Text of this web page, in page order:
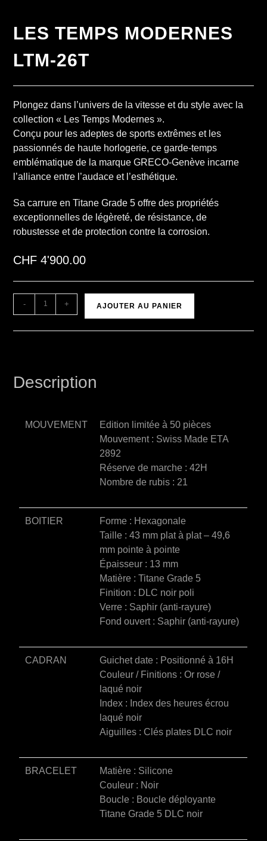
LES TEMPS MODERNES
LTM-26T
Plongez dans l’univers de la vitesse et du style avec la
collection « Les Temps Modernes ».
Conçu pour les adeptes de sports extrêmes et les
passionnés de haute horlogerie, ce garde-temps
emblématique de la marque GRECO-Genève incarne
l’alliance entre l’audace et l’esthétique.
Sa carrure en Titane Grade 5 offre des propriétés
exceptionnelles de légèreté, de résistance, de
robustesse et de protection contre la corrosion.
CHF 4'900.00
- + AJOUTER AU PANIER
t
v
e
Description
MOUVEMENT
Edition limitée à 50 pièces
Mouvement : Swiss Made ETA
2892
Réserve de marche : 42H
Nombre de rubis : 21
BOITIER
Forme : Hexagonale
Taille : 43 mm plat à plat – 49,6
mm pointe à pointe
Épaisseur : 13 mm
Matière : Titane Grade 5
Finition : DLC noir poli
Verre : Saphir (anti-rayure)
Fond ouvert : Saphir (anti-rayure)
CADRAN
Guichet date : Positionné à 16H
Couleur / Finitions : Or rose /
laqué noir
Index : Index des heures écrou
laqué noir
Aiguilles : Clés plates DLC noir
BRACELET
Matière : Silicone
Couleur : Noir
Boucle : Boucle déployante
Titane Grade 5 DLC noir